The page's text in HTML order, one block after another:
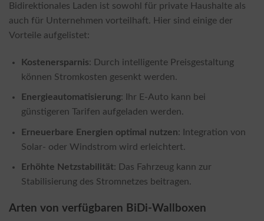
Bidirektionales Laden ist sowohl für private Haushalte als
auch für Unternehmen vorteilhaft. Hier sind einige der
Vorteile aufgelistet:
Kostenersparnis: Durch intelligente Preisgestaltung
können Stromkosten gesenkt werden.
Energieautomatisierung: Ihr E-Auto kann bei
günstigeren Tarifen aufgeladen werden.
Erneuerbare Energien optimal nutzen: Integration von
Solar- oder Windstrom wird erleichtert.
Erhöhte Netzstabilität: Das Fahrzeug kann zur
Stabilisierung des Stromnetzes beitragen.
Arten von verfügbaren BiDi-Wallboxen